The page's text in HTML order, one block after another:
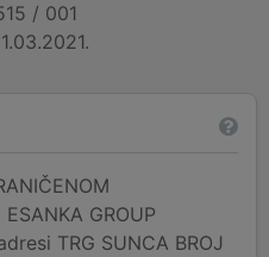
/ 001
GROUP
TRG SUNCA BROJ